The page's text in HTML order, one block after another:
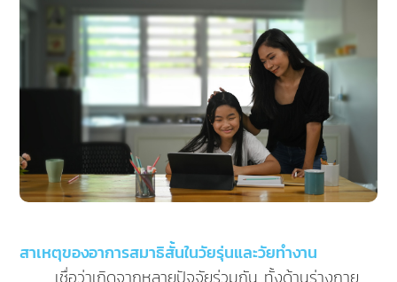
สาเหตุของอาการสมาธิสั้นในวัยรุ่นและวัยทำงาน